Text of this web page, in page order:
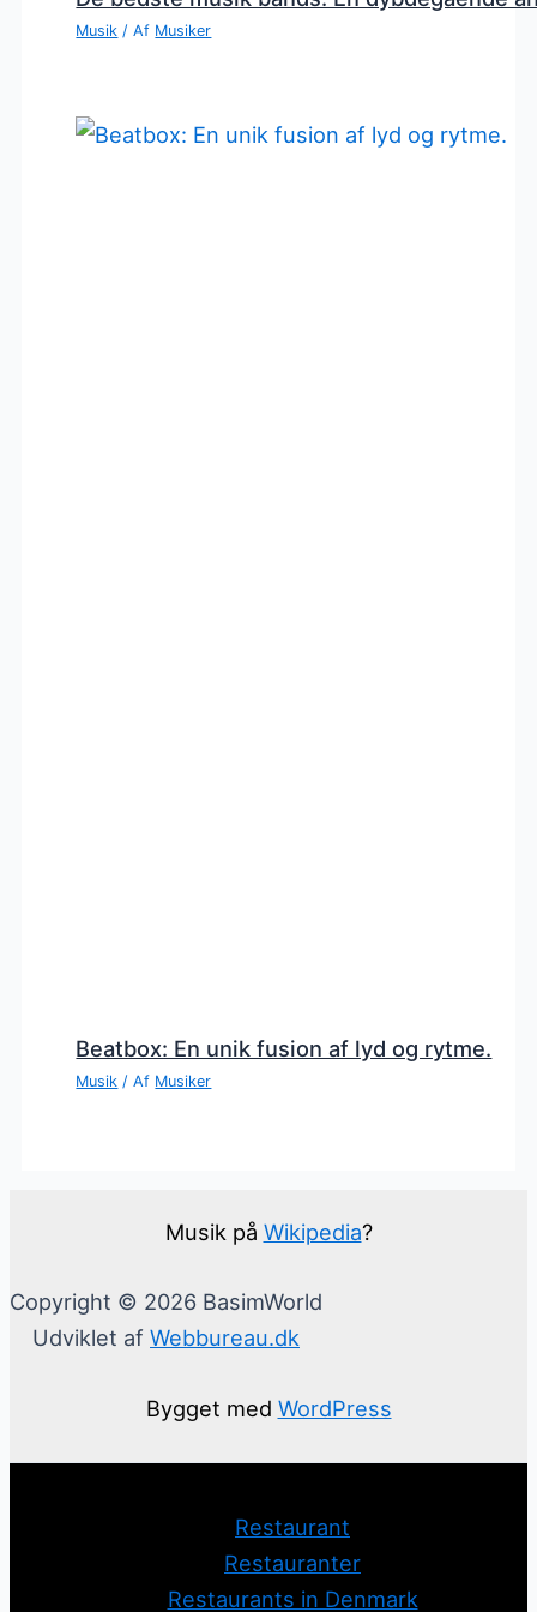
Musik / Af Musiker
Beatbox: En unik fusion af lyd og rytme.
Musik / Af Musiker
Musik på Wikipedia?
Copyright © 2026 BasimWorld
Udviklet af Webbureau.dk
Bygget med WordPress
Restaurant
Restauranter
Restaurants in Denmark